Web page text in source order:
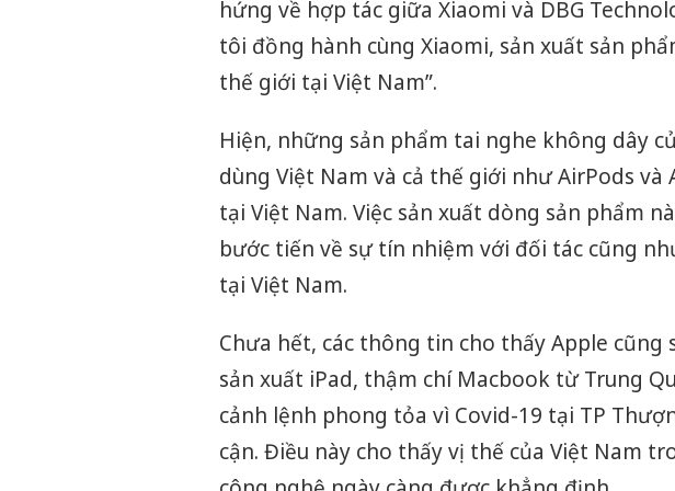
hứng về hợp tác giữa Xiaomi và DBG
tôi đồng hành cùng Xiaomi, sản xuất sản
thế giới tại Việt Nam”.
Hiện, những sản phẩm tai nghe không dây
dùng Việt Nam và cả thế giới như AirPods và
tại Việt Nam. Việc sản xuất dòng sản phẩm
bước tiến về sự tín nhiệm với đối tác cũng
tại Việt Nam.
Chưa hết, các thông tin cho thấy Apple cũng
sản xuất iPad, thậm chí Macbook từ Trung
cảnh lệnh phong tỏa vì Covid-19 tại TP
cận. Điều này cho thấy vị thế của Việt Nam